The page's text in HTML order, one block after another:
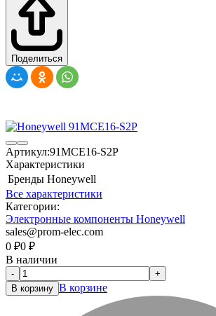
Поделиться
Артикул:91MCE16-S2P
Характеристики
Бренды Honeywell
Все характеристики
Категории:
Электронные компоненты Honeywell
sales@prom-elec.com
0 ₽0 ₽
В наличии
-
+
В корзину В корзине